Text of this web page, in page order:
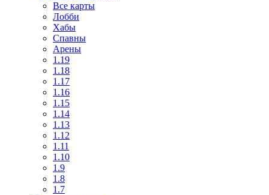
Все карты
Лобби
Хабы
Спавны
Арены
1.19
1.18
1.17
1.16
1.15
1.14
1.13
1.12
1.11
1.10
1.9
1.8
1.7